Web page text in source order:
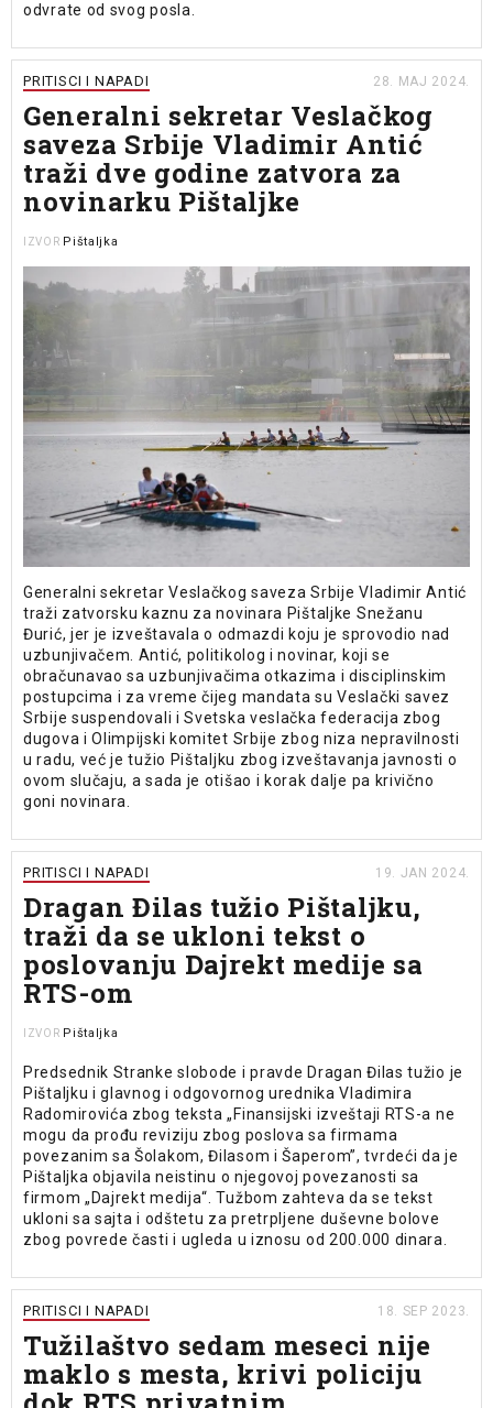
odvrate od svog posla.
PRITISCI I NAPADI 28. MAJ 2024.
Generalni sekretar Veslačkog
saveza Srbije Vladimir Antić
traži dve godine zatvora za
novinarku Pištaljke
IZVOR Pištaljka
Generalni sekretar Veslačkog saveza Srbije Vladimir Antić
traži zatvorsku kaznu za novinara Pištaljke Snežanu
Đurić, jer je izveštavala o odmazdi koju je sprovodio nad
uzbunjivačem. Antić, politikolog i novinar, koji se
obračunavao sa uzbunjivačima otkazima i disciplinskim
postupcima i za vreme čijeg mandata su Veslački savez
Srbije suspendovali i Svetska veslačka federacija zbog
dugova i Olimpijski komitet Srbije zbog niza nepravilnosti
u radu, već je tužio Pištaljku zbog izveštavanja javnosti o
ovom slučaju, a sada je otišao i korak dalje pa krivično
goni novinara.
PRITISCI I NAPADI 19. JAN 2024.
Dragan Đilas tužio Pištaljku,
traži da se ukloni tekst o
poslovanju Dajrekt medije sa
RTS-om
IZVOR Pištaljka
Predsednik Stranke slobode i pravde Dragan Đilas tužio je
Pištaljku i glavnog i odgovornog urednika Vladimira
Radomirovića zbog teksta „Finansijski izveštaji RTS-a ne
mogu da prođu reviziju zbog poslova sa firmama
povezanim sa Šolakom, Đilasom i Šaperom”, tvrdeći da je
Pištaljka objavila neistinu o njegovoj povezanosti sa
firmom „Dajrekt medija“. Tužbom zahteva da se tekst
ukloni sa sajta i odštetu za pretrpljene duševne bolove
zbog povrede časti i ugleda u iznosu od 200.000 dinara.
PRITISCI I NAPADI 18. SEP 2023.
Tužilaštvo sedam meseci nije
maklo s mesta, krivi policiju